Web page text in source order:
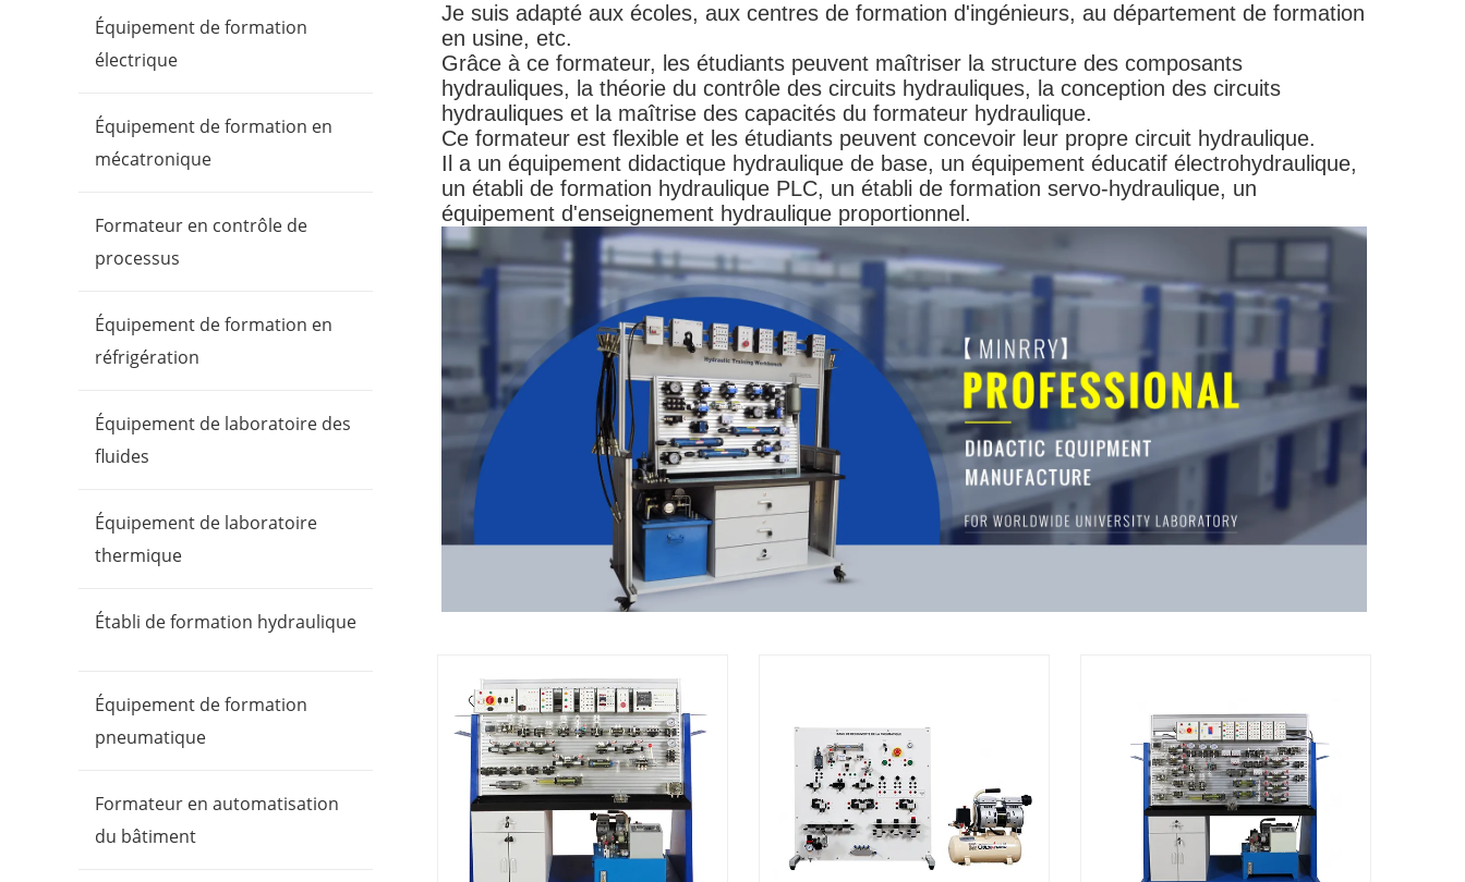
Équipement de formation
électrique
Équipement de formation en
mécatronique
Formateur en contrôle de
processus
Équipement de formation en
réfrigération
Équipement de laboratoire des
fluides
Équipement de laboratoire
thermique
Établi de formation hydraulique
Équipement de formation
pneumatique
Formateur en automatisation
du bâtiment
Je suis adapté aux écoles, aux centres de formation d'ingénieurs, au département de formation
en usine, etc.
Grâce à ce formateur, les étudiants peuvent maîtriser la structure des composants
hydrauliques, la théorie du contrôle des circuits hydrauliques, la conception des circuits
hydrauliques et la maîtrise des capacités du formateur hydraulique.
Ce formateur est flexible et les étudiants peuvent concevoir leur propre circuit hydraulique.
Il a un équipement didactique hydraulique de base, un équipement éducatif électrohydraulique,
un établi de formation hydraulique PLC, un établi de formation servo-hydraulique, un
équipement d'enseignement hydraulique proportionnel.